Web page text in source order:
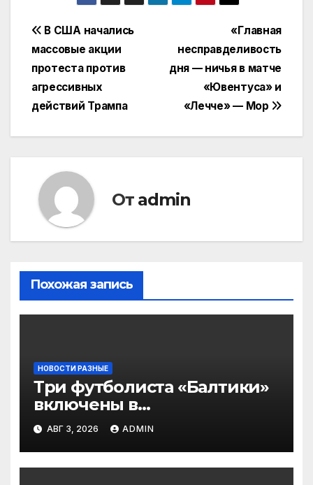
Навигация
по
записям
«Главная
несправделивость
дня — ничья в матче
«Ювентуса» и
«Лечче» — Мор
В США начались
массовые акции
протеста против
агрессивных
действий Трампа
От admin
Похожая запись
НОВОСТИ РАЗНЫЕ
Три футболиста «Балтики»
включены в
символическую сборную
2‑го тура РПЛ по версии
подписчиков МАТЧ
ПРЕМЬЕР
АВГ 3, 2026 ADMIN